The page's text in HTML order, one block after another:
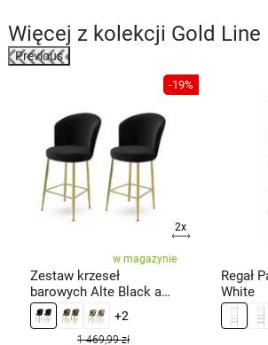
Więcej z kolekcji Gold Line
Previous
-19%
2x
w magazynie
Zestaw krzeseł
barowych Alte Black and
Gold, 2 szt.
+2
1 469,99 zł
Regał
White